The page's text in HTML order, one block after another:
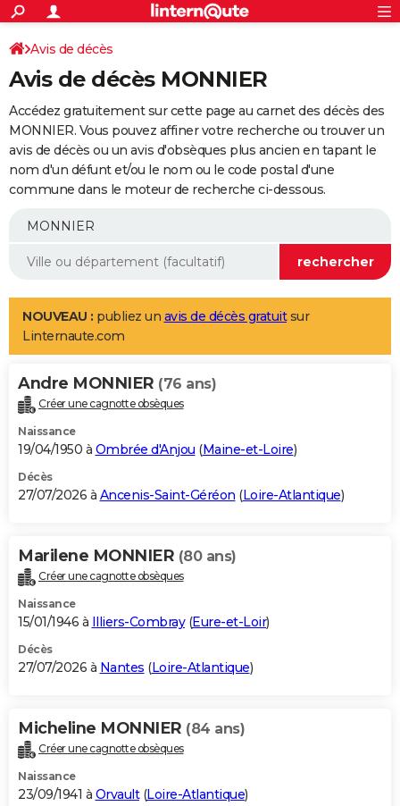
ACTUALITÉS
Politique
Société
Faits Divers
Education
Monde
Villes
+
SPORT
Coupe du monde 2026
Football
Tennis
Cyclisme
Rugby
Forum
Programme TV
TNT
Streaming
Cinéma
Sorties cinéma
Musique
+
FINANCE
Retraite
Epargne
Immobilier
Risques naturels par ville
Banque
Assurance
AUTO
Essais
Réserver un essai
Citadines
Berlines
SUV
Forum auto
+
Mobiles
Meilleur smartphone
Internet
Ordinateurs
Jeux vidéo
Guide high-tech
Aménagement intérieur
LIFESTYLE
Art de vivre
Bien-être
Loisirs
Mode
Modes de vie
Alimentation
Guide de la santé
Maladies
Médicaments
Sommeil
VOYAGE
Destinations
City break
Voyage nature
Voyage de noces
Forum
Climat
+PHOTO
GUIDES D'ACHAT
BONS PLANS
Carte de Noël
Carte Bonne année
Carte Saint-Valentin
Carte Pâques
Carte d'anniversaire
DICTIONNAIRE
Dictionnaire
Biographies
Citations
Expressions
Proverbes
PROGRAMME TV
S'inscrire
Se connecter
Lycées
Collèges
Primaires
Universités
Entreprises
Service militaire
Avis de recherche
AVIS DE DÉCÈS
Bricolage
Lifestyle
Culture
Sport
Auto
Television
Voyage
Cinema
Avis de décès
Avis de décès MONNIER
Accédez gratuitement sur cette page au carnet des décès des
MONNIER. Vous pouvez affiner votre recherche ou trouver un
avis de décès ou un avis d'obsèques plus ancien en tapant le
nom d'un défunt et/ou le nom ou le code postal d'une
commune dans le moteur de recherche ci-dessous.
NOUVEAU : publiez un avis de décès gratuitsur
Linternaute.com
Andre MONNIER (76 ans)
Créer une cagnotte obsèques
Naissance
19/04/1950 à Ombrée d'Anjou (Maine-et-Loire)
Décès
27/07/2026 à Ancenis-Saint-Géréon (Loire-Atlantique)
Marilene MONNIER (80 ans)
Créer une cagnotte obsèques
Naissance
15/01/1946 à Illiers-Combray(Eure-et-Loir)
Décès
27/07/2026 à Nantes (Loire-Atlantique)
Micheline MONNIER (84 ans)
Créer une cagnotte obsèques
Naissance
23/09/1941 à Orvault(Loire-Atlantique)